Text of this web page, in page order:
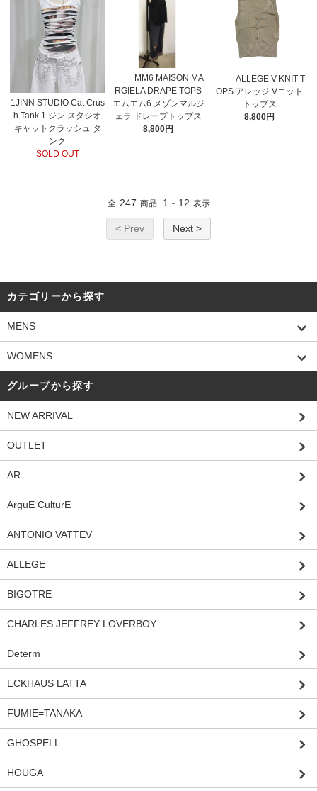
1JINN STUDIO Cat Crus
h Tank 1 ジン スタジオ
キャットクラッシュ タ
ンク
SOLD OUT
MM6 MAISON MA
RGIELA DRAPE TOPS
エムエム6 メゾンマルジ
ェラ ドレープトップス
8,800円
ALLEGE V KNIT T
OPS アレッジ Vニット
トップス
8,800円
全 247 商品 1 - 12 表示
< Prev Next >
カテゴリーから探す
MENS
WOMENS
グループから探す
NEW ARRIVAL
OUTLET
AR
ArguE CulturE
ANTONIO VATTEV
ALLEGE
BIGOTRE
CHARLES JEFFREY LOVERBOY
Determ
ECKHAUS LATTA
FUMIE=TANAKA
GHOSPELL
HOUGA